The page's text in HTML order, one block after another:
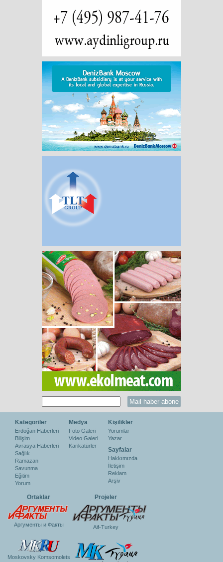
Kategoriler
Erdoğan Haberleri
Bilişim
Avrasya Haberleri
Sağlık
Ramazan
Savunma
Eğitim
Yorum
Medya
Foto Galeri
Video Galeri
Karikatürler
Kişilikler
Yorumlar
Yazar
Sayfalar
Hakkımızda
İletişim
Reklam
Arşiv
Ortaklar
Аргументы и Факты
Moskovsky Komsomolets
Projeler
Aif-Turkey